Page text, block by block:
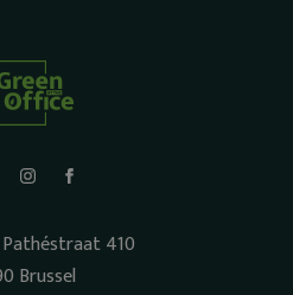
Pathéstraat 410
Brussel